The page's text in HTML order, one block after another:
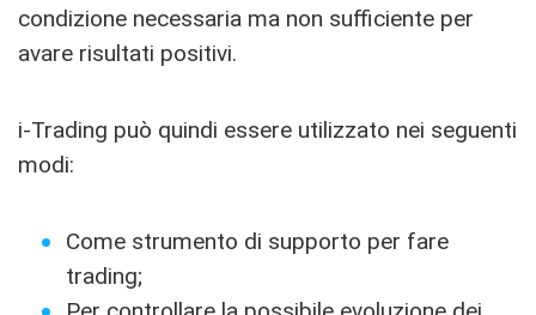
condizione necessaria ma non sufficiente per
avare risultati positivi.
i-Trading può quindi essere utilizzato nei seguenti
modi:
Come strumento di supporto per fare
trading;